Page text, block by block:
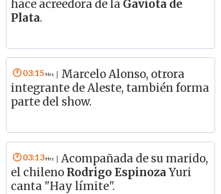
hace acreedora de la Gaviota de
Plata.
03:15
Marcelo Alonso, otrora
integrante de Aleste, también forma
parte del show.
03:13
Acompañada de su marido,
el chileno Rodrigo Espinoza Yuri
canta "Hay límite".